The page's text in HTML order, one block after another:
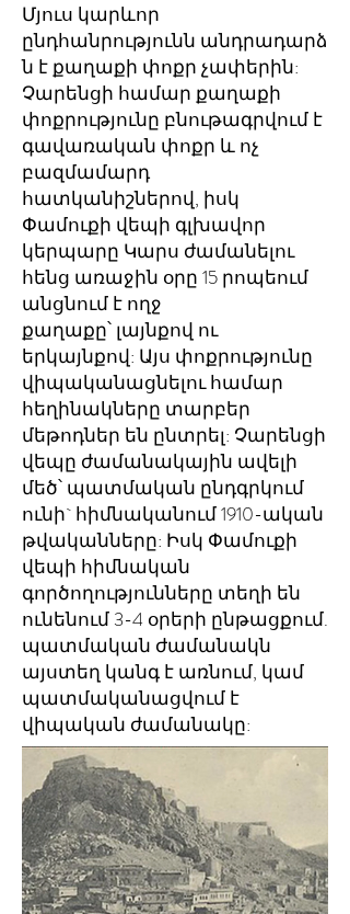
Մյուս կարևոր
ընդհանրությունն անդրադարձ
ն է քաղաքի փոքր չափերին:
Չարենցի համար քաղաքի
փոքրությունը բնութագրվում է
գավառական փոքր և ոչ
բազմամարդ
հատկանիշներով, իսկ
Փամուքի վեպի գլխավոր
կերպարը Կարս ժամանելու
հենց առաջին օրը 15 րոպեում
անցնում է ողջ
քաղաքը՝ լայնքով ու
երկայնքով: Այս փոքրությունը
վիպականացնելու համար
հեղինակները տարբեր
մեթոդներ են ընտրել: Չարենցի
վեպը ժամանակային ավելի
մեծ՝ պատմական ընդգրկում
ունի` հիմնականում 1910-ական
թվականները: Իսկ Փամուքի
վեպի հիմնական
գործողությունները տեղի են
ունենում 3-4 օրերի ընթացքում.
պատմական ժամանակն
այստեղ կանգ է առնում, կամ
պատմականացվում է
վիպական ժամանակը: